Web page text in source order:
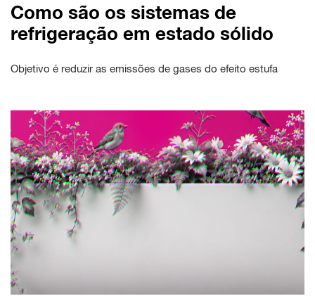
Como são os sistemas de
refrigeração em estado sólido
Objetivo é reduzir as emissões de gases do efeito estufa